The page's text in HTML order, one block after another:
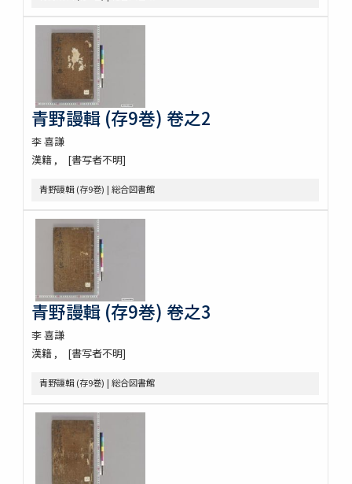
青野謾輯 (存9巻) 卷之2
李 喜謙
漢籍
[書写者不明]
青野謾輯 (存9巻) | 総合図書館
青野謾輯 (存9巻) 卷之3
李 喜謙
漢籍
[書写者不明]
青野謾輯 (存9巻) | 総合図書館